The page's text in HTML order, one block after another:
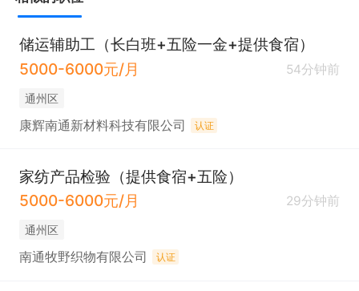
储运辅助工（长白班+五险一金+提供食宿）
5000-6000元/月
54分钟前
通州区
康辉南通新材料科技有限公司 认证
家纺产品检验（提供食宿+五险）
5000-6000元/月
29分钟前
通州区
南通牧野织物有限公司 认证